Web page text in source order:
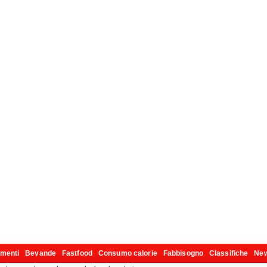
Bevande Fastfood Consumo calorie Fabbisogno Classifiche